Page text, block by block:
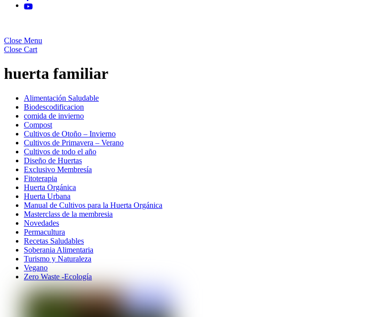
Close Menu
Close Cart
huerta familiar
Alimentación Saludable
Biodescodificacion
comida de invierno
Compost
Cultivos de Otoño – Invierno
Cultivos de Primavera – Verano
Cultivos de todo el año
Diseño de Huertas
Exclusivo Membresía
Fitoterapia
Huerta Orgánica
Huerta Urbana
Manual de Cultivos para la Huerta Orgánica
Masterclass de la membresia
Novedades
Permacultura
Recetas Saludables
Soberania Alimentaria
Turismo y Naturaleza
Vegano
Zero Waste -Ecología